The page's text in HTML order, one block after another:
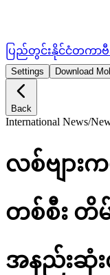
ပြည်တွင်းနိုင်ငံတကာ
Settings Download
Back
International News/
လစ်‌ဗျား
တစ်စီး တိမ်
အနည်းဆုံး